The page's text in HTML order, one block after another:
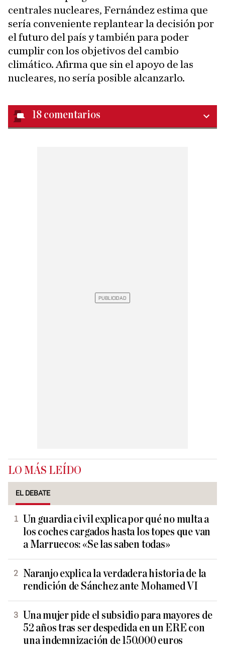
centrales nucleares, Fernández estima que
sería conveniente replantear la decisión por
el futuro del país y también para poder
cumplir con los objetivos del cambio
climático. Afirma que sin el apoyo de las
nucleares, no sería posible alcanzarlo.
18 comentarios
LO MÁS LEÍDO
EL DEBATE
Un guardia civil explica por qué no multa a
los coches cargados hasta los topes que van
a Marruecos: «Se las saben todas»
Naranjo explica la verdadera historia de la
rendición de Sánchez ante Mohamed VI
Una mujer pide el subsidio para mayores de
52 años tras ser despedida en un ERE con
una indemnización de 150.000 euros